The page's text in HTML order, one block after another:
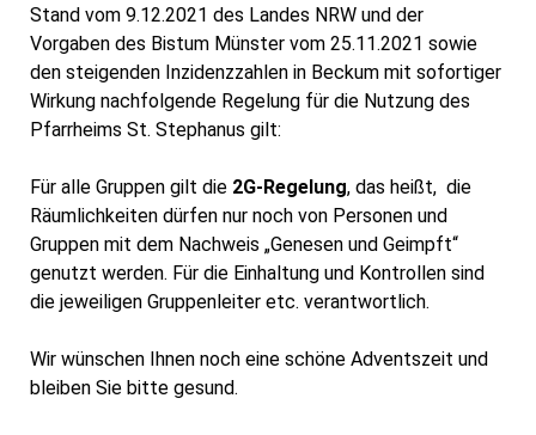
Stand vom 9.12.2021 des Landes NRW und der
Vorgaben des Bistum Münster vom 25.11.2021 sowie
den steigenden Inzidenzzahlen in Beckum mit sofortiger
Wirkung nachfolgende Regelung für die Nutzung des
Pfarrheims St. Stephanus gilt:
Für alle Gruppen gilt die 2G-Regelung, das heißt, die
Räumlichkeiten dürfen nur noch von Personen und
Gruppen mit dem Nachweis „Genesen und Geimpft“
genutzt werden. Für die Einhaltung und Kontrollen sind
die jeweiligen Gruppenleiter etc. verantwortlich.
Wir wünschen Ihnen noch eine schöne Adventszeit und
bleiben Sie bitte gesund.